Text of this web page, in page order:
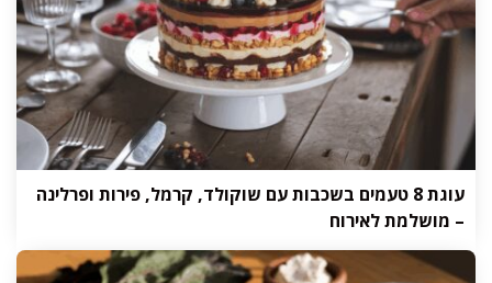
עוגת 8 טעמים בשכבות עם שוקולד, קרמל, פירות ופרלינה
– מושלמת לאירוח